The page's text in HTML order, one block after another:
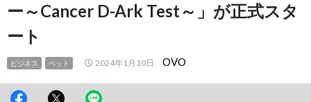
ー～Cancer D-Ark Test～」が正式スタ
ート
ビジネス ペット 2024年1月10日 OVO